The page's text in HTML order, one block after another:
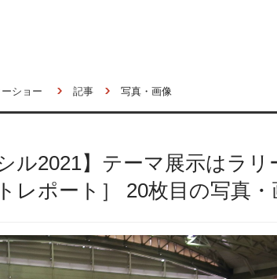
ショー 記事 写真・画像
ル2021】テーマ展示はラ
レポート］ 20枚目の写真・